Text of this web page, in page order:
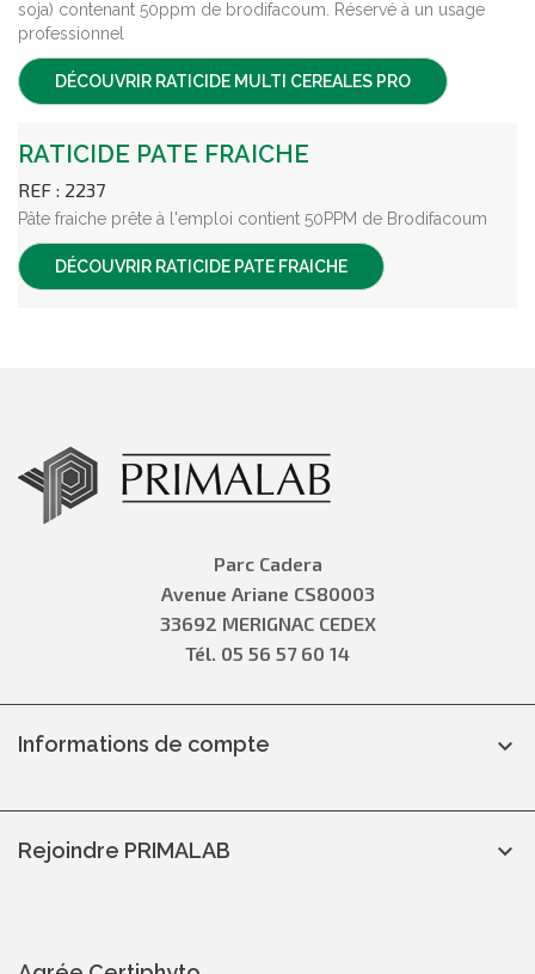
soja) contenant 50ppm de brodifacoum. Réservé à un usage
professionnel
DÉCOUVRIR RATICIDE MULTI CEREALES PRO
RATICIDE PATE FRAICHE
REF : 2237
Pâte fraiche prête à l'emploi contient 50PPM de Brodifacoum
DÉCOUVRIR RATICIDE PATE FRAICHE
Parc Cadera
Avenue Ariane CS80003
33692 MERIGNAC CEDEX
Tél. 05 56 57 60 14
Informations de compte 
Rejoindre PRIMALAB 